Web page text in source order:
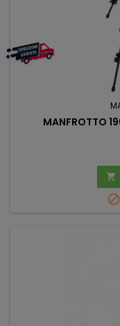
MANFROTTO

